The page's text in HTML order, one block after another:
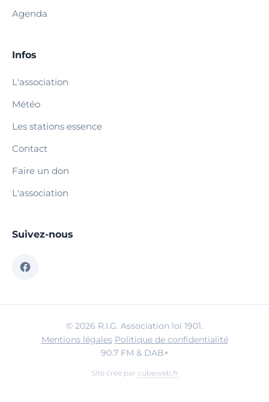
Agenda
Infos
L'association
Météo
Les stations essence
Contact
Faire un don
L'association
Suivez-nous
© 2026 R.I.G. Association loi 1901.
Mentions légales·Politique de confidentialité
90.7 FM & DAB+
Site créé par cubeweb.fr